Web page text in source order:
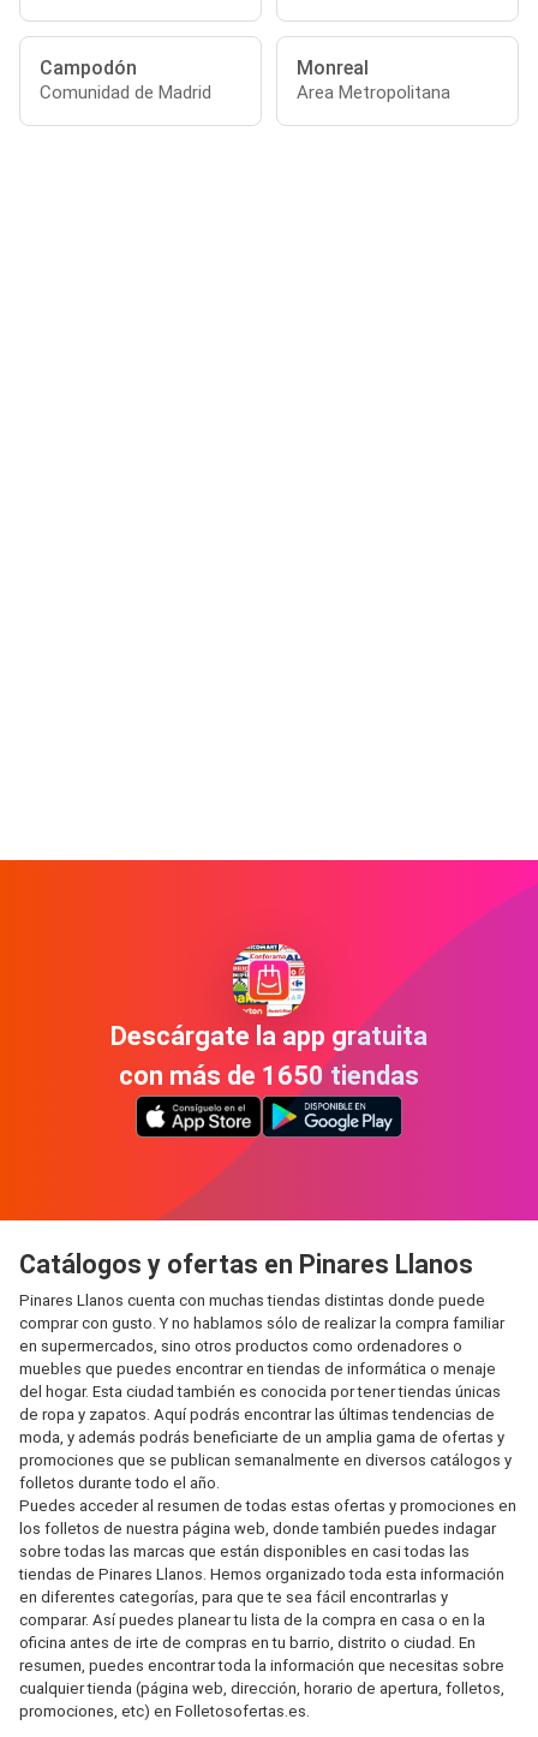
Campodón
Comunidad de Madrid
Monreal
Area Metropolitana
Descárgate la app gratuita
con más de 1650 tiendas
Catálogos y ofertas en Pinares Llanos
Pinares Llanos cuenta con muchas tiendas distintas donde puede
comprar con gusto. Y no hablamos sólo de realizar la compra familiar
en supermercados, sino otros productos como ordenadores o
muebles que puedes encontrar en tiendas de informática o menaje
del hogar. Esta ciudad también es conocida por tener tiendas únicas
de ropa y zapatos. Aquí podrás encontrar las últimas tendencias de
moda, y además podrás beneficiarte de un amplia gama de ofertas y
promociones que se publican semanalmente en diversos catálogos y
folletos durante todo el año.
Puedes acceder al resumen de todas estas ofertas y promociones en
los folletos de nuestra página web, donde también puedes indagar
sobre todas las marcas que están disponibles en casi todas las
tiendas de Pinares Llanos. Hemos organizado toda esta información
en diferentes categorías, para que te sea fácil encontrarlas y
comparar. Así puedes planear tu lista de la compra en casa o en la
oficina antes de irte de compras en tu barrio, distrito o ciudad. En
resumen, puedes encontrar toda la información que necesitas sobre
cualquier tienda (página web, dirección, horario de apertura, folletos,
promociones, etc) en Folletosofertas.es.